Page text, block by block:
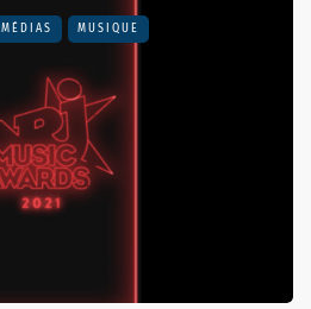
MÉDIAS MUSIQUE